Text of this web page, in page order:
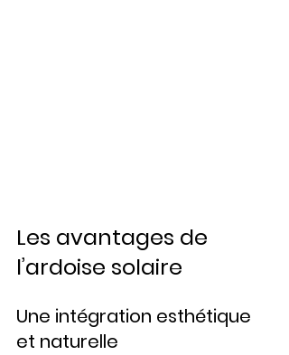
Les avantages de
l’ardoise solaire
Une intégration esthétique
et naturelle